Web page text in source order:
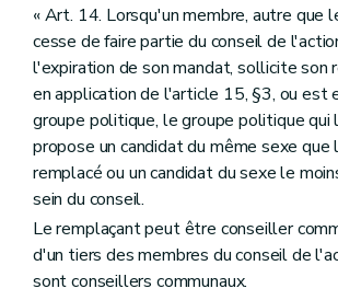
« Art. 14. Lorsqu'un membre, autre que
cesse de faire partie du conseil de
l'expiration de son mandat, sollicite son
en application de l'article 15, §3, ou est
groupe politique, le groupe politique qui
propose un candidat du même sexe que
remplacé ou un candidat du sexe le
sein du conseil.
Le remplaçant peut être conseiller
d'un tiers des membres du conseil de
sont conseillers communaux.